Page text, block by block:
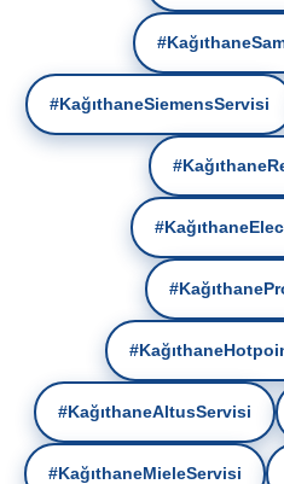
#KağıthaneSiemensServisi
#KağıthaneAltusServisi
#KağıthaneMieleServisi